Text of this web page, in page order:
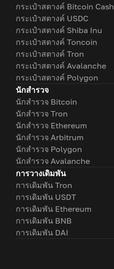
กระเป๋าสตางค์ Bitcoin Cash
กระเป๋าสตางค์ USDC
กระเป๋าสตางค์ Shiba Inu
กระเป๋าสตางค์ Toncoin
กระเป๋าสตางค์ Tron
กระเป๋าสตางค์ Avalanche
กระเป๋าสตางค์ Polygon
นักสำรวจ
นักสำรวจ Bitcoin
นักสำรวจ Tron
นักสำรวจ Ethereum
นักสำรวจ Arbitrum
นักสำรวจ Polygon
นักสำรวจ Avalanche
การวางเดิมพัน
การเดิมพัน Tron
การเดิมพัน USDT
การเดิมพัน Ethereum
การเดิมพัน BNB
การเดิมพัน DAI